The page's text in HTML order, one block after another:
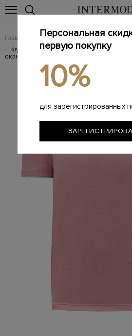
Главная Мужчинам / Одежда /
/ Футболка из хлопкового и шелкового
окантовкой
Персональная
первую покупку
10%
для зарегистрированных